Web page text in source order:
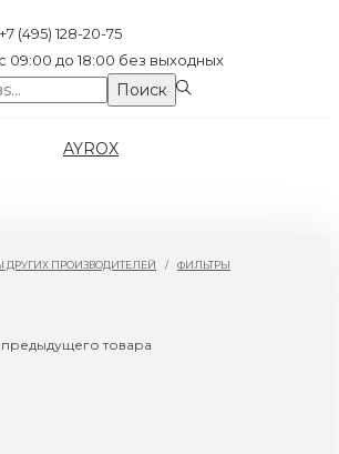
+7 (495) 128-20-75
с 09:00 до 18:00 без выходных
Поиск
AYROX
ДРУГИХ ПРОИЗВОДИТЕЛЕЙ / ФИЛЬТРЫ